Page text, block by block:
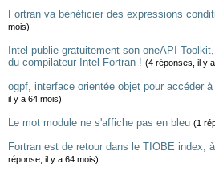
Fortran va bénéficier des expressions
mois)
Intel publie gratuitement son oneAPI
du compilateur Intel Fortran ! (4 réponses, il y
ogpf, interface orientée objet pour accéder
il y a 64 mois)
Le mot module ne s'affiche pas en bleu (1
Fortran est de retour dans le TIOBE index,
réponse, il y a 64 mois)